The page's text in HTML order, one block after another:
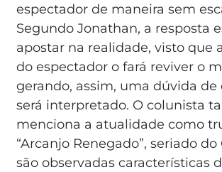
espectador de maneira sem
Segundo Jonathan, a resposta
apostar na realidade, visto que
do espectador o fará reviver o
gerando, assim, uma dúvida
será interpretado. O colunista
menciona a atualidade como
“Arcanjo Renegado”, seriado do
são observadas características